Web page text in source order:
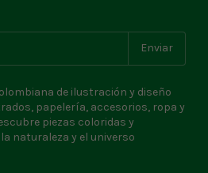
de ilustración y diseño
papelería, accesorios, ropa y
piezas coloridas y
naturaleza y el universo